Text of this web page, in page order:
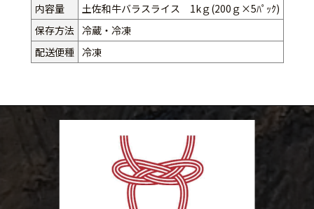
内容量
土佐和牛バラスライス 1kｇ(200ｇ×5ﾊﾟｯｸ)
保存方法
冷蔵・冷凍
配送便種
冷凍